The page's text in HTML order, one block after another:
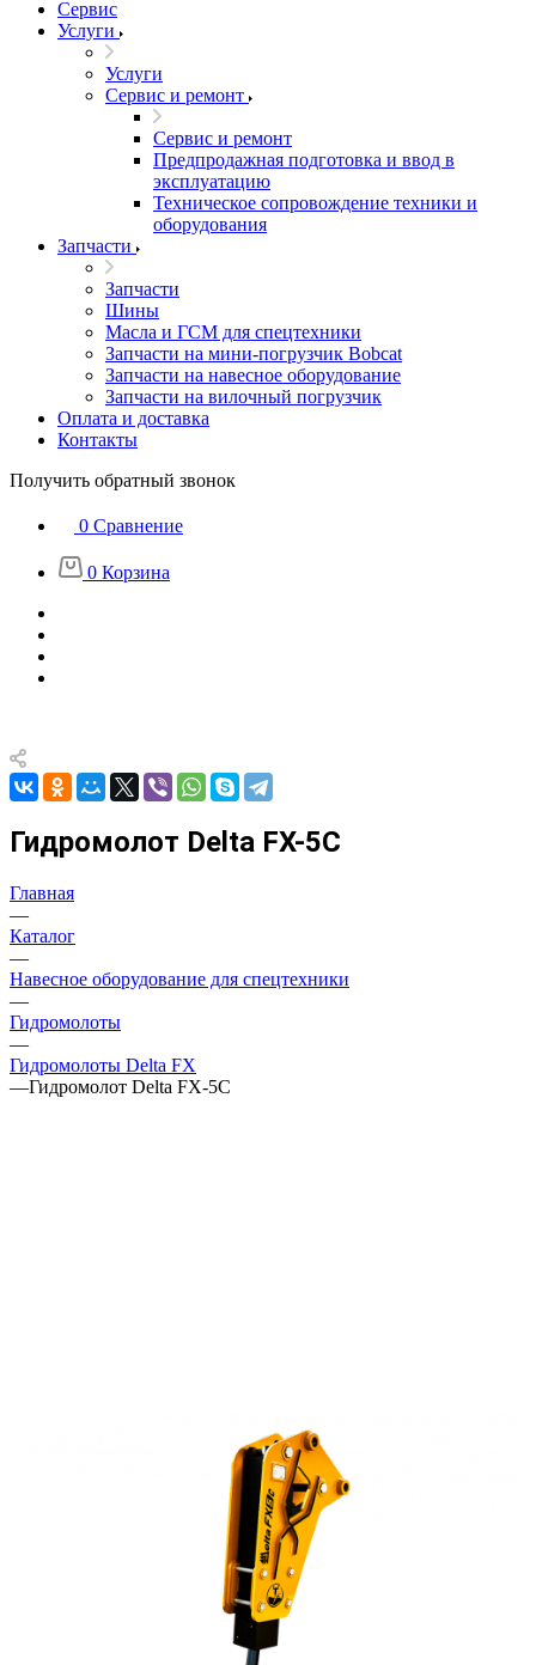
Сервис
Услуги
Услуги
Сервис и ремонт
Сервис и ремонт
Предпродажная подготовка и ввод в
эксплуатацию
Техническое сопровождение техники и
оборудования
Запчасти
Запчасти
Шины
Масла и ГСМ для спецтехники
Запчасти на мини-погрузчик Bobcat
Запчасти на навесное оборудование
Запчасти на вилочный погрузчик
Оплата и доставка
Контакты
Получить обратный звонок
0 Сравнение
0 Корзина
Гидромолот Delta FX-5C
Главная
—
Каталог
—
Навесное оборудование для спецтехники
—
Гидромолоты
—
Гидромолоты Delta FX
—Гидромолот Delta FX-5C